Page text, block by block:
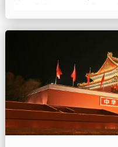
1998 года подписал
октября
прокуратуры
основываясь на том, чт...